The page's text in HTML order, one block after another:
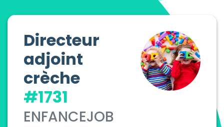
Directeur
adjoint
crèche
#1731
ENFANCEJOB